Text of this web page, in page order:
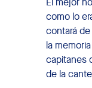
como lo
contará
la
capitanes
de la